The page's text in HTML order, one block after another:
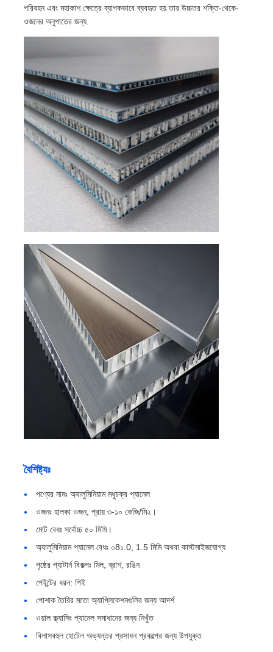
বাড়ি
আমাদের সম্পর্কে
কারখানা পরিদর্শন
আমাদের সাথে যোগাযোগ করুন
খবর
মামলা
একটি উদ্ধৃতি অনুরোধ করুন
পরিবহন এবং মহাকাশ ক্ষেত্রে ব্যাপকভাবে ব্যবহৃত হয় তার উচ্চতর শক্তি-থেকে-
ওজনের অনুপাতের জন্য.
বৈশিষ্ট্যঃ
পণ্যের নামঃ অ্যালুমিনিয়াম মধুচক্র প্যানেল
ওজনঃ হালকা ওজন, প্রায় ৩-১০ কেজি/মি২।
মোট বেধঃ সর্বোচ্চ ৫০ মিমি।
অ্যালুমিনিয়াম প্যানেল বেধঃ ০8১.0, 1.5 মিমি অথবা কাস্টমাইজযোগ্য
পৃষ্ঠের প্যাটার্ন বিকল্পঃ মিল, ব্রাশ, রঙিন
পেইন্টের ধরন: পিই
পোশাক তৈরির মতো অ্যাপ্লিকেশনগুলির জন্য আদর্শ
ওয়াল ক্ল্যাসিং প্যানেল সমাধানের জন্য নিখুঁত
বিলাসবহুল হোটেল অভ্যন্তর প্রসাধন প্রকল্পের জন্য উপযুক্ত